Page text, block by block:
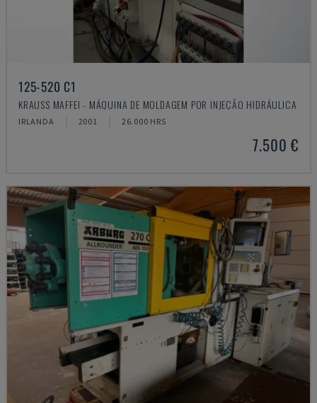
125-520 C1
KRAUSS MAFFEI - MÁQUINA DE MOLDAGEM POR INJEÇÃO HIDRÁULICA
IRLANDA 2001 26.000 HRS
7.500 €